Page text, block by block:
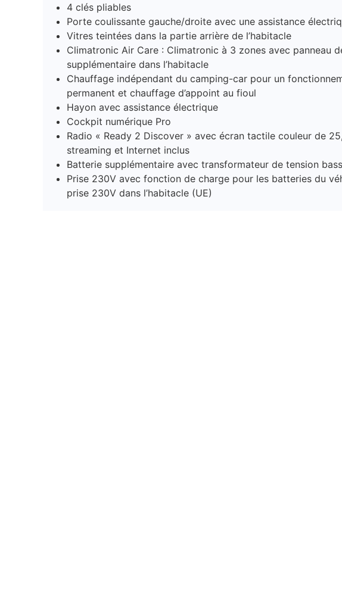
4 clés pliables
Porte coulissante gauche/droite avec une assistance
Vitres teintées dans la partie arrière de l’habitacle
Climatronic Air Care : Climatronic à 3 zones avec panneau
supplémentaire dans l’habitacle
Chauffage indépendant du camping-car pour un
permanent et chauffage d’appoint au fioul
Hayon avec assistance électrique
Cockpit numérique Pro
Radio « Ready 2 Discover » avec écran tactile couleur de
streaming et Internet inclus
Batterie supplémentaire avec transformateur de tension
Prise 230V avec fonction de charge pour les batteries du
prise 230V dans l’habitacle (UE)